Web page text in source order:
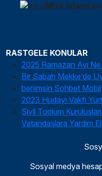
Mirc islami
RASTGELE KONULAR
2025 Ramazan Ayı
Bir Sabah Mekke’de
benimsin Sohbet Mobil
2023 Hüdayi Vakfı
Sivil Toplum
Vatandaşlara Yardım
Sosyal medya